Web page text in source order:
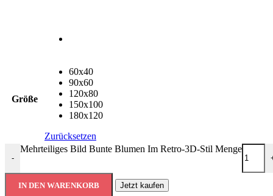
Größe
60x40
90x60
120x80
150x100
180x120
Zurücksetzen
-
Mehrteiliges Bild Bunte Blumen Im Retro-3D-Stil Menge
IN DEN WARENKORB Jetzt kaufen